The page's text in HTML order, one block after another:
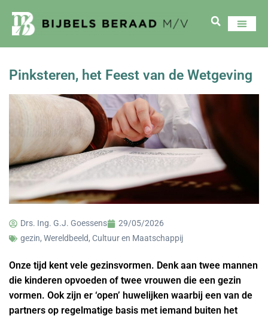
Pinksteren, het Feest van de Wetgeving
Drs. Ing. G.J. Goessens
29/05/2026
gezin, Wereldbeeld, Cultuur en Maatschappij
Onze tijd kent vele gezinsvormen. Denk aan twee mannen
die kinderen opvoeden of twee vrouwen die een gezin
vormen. Ook zijn er ‘open’ huwelijken waarbij een van de
partners op regelmatige basis met iemand buiten het